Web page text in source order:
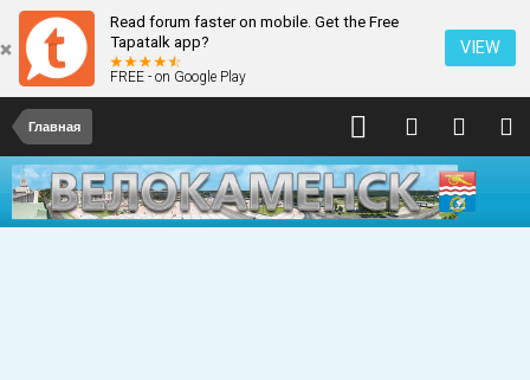
Read forum faster on mobile. Get the Free
Tapatalk app?
FREE - on Google Play
VIEW
Главная